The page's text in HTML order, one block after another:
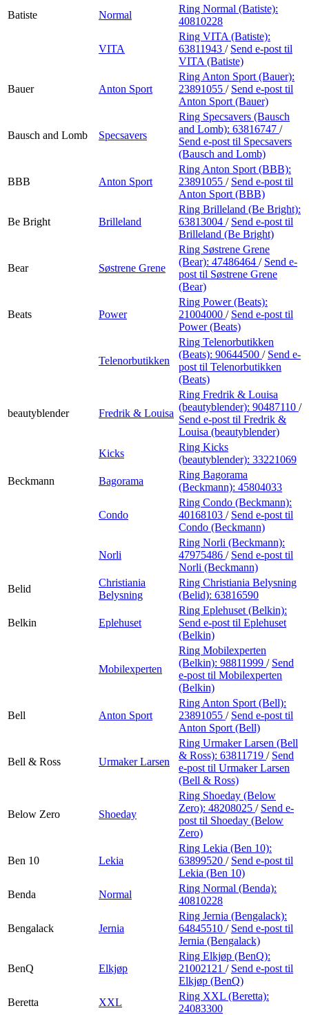
Batiste
Normal
Ring Normal (Batiste):
40810228
VITA
Ring VITA (Batiste):
63811943 / Send e-post til
VITA (Batiste)
Bauer Anton Sport
Ring Anton Sport (Bauer):
23891055 / Send e-post til
Anton Sport (Bauer)
Bausch and Lomb Specsavers
Ring Specsavers (Bausch
and Lomb): 63816747 /
Send e-post til Specsavers
(Bausch and Lomb)
BBB Anton Sport
Ring Anton Sport (BBB):
23891055 / Send e-post til
Anton Sport (BBB)
Be Bright Brilleland
Ring Brilleland (Be Bright):
63813004 / Send e-post til
Brilleland (Be Bright)
Bear Søstrene Grene
Ring Søstrene Grene
(Bear): 47486464 / Send e-
post til Søstrene Grene
(Bear)
Beats Power
Ring Power (Beats):
21004000 / Send e-post til
Power (Beats)
Telenorbutikken
Ring Telenorbutikken
(Beats): 90644500 / Send e-
post til Telenorbutikken
(Beats)
beautyblender Fredrik & Louisa
Ring Fredrik & Louisa
(beautyblender): 90487110 /
Send e-post til Fredrik &
Louisa (beautyblender)
Kicks
Ring Kicks
(beautyblender): 33221069
Beckmann
Bagorama
Ring Bagorama
(Beckmann): 45804033
Condo
Ring Condo (Beckmann):
40168103 / Send e-post til
Condo (Beckmann)
Norli
Ring Norli (Beckmann):
47975486 / Send e-post til
Norli (Beckmann)
Belid
Christiania
Belysning
Ring Christiania Belysning
(Belid): 63816590
Belkin Eplehuset
Ring Eplehuset (Belkin):
Send e-post til Eplehuset
(Belkin)
Mobilexperten
Ring Mobilexperten
(Belkin): 98811999 / Send
e-post til Mobilexperten
(Belkin)
Bell Anton Sport
Ring Anton Sport (Bell):
23891055 / Send e-post til
Anton Sport (Bell)
Bell & Ross Urmaker Larsen
Ring Urmaker Larsen (Bell
& Ross): 63811719 / Send
e-post til Urmaker Larsen
(Bell & Ross)
Below Zero Shoeday
Ring Shoeday (Below
Zero): 48208025 / Send e-
post til Shoeday (Below
Zero)
Ben 10 Lekia
Ring Lekia (Ben 10):
63899520 / Send e-post til
Lekia (Ben 10)
Benda
Normal
Ring Normal (Benda):
40810228
Bengalack Jernia
Ring Jernia (Bengalack):
64845510 / Send e-post til
Jernia (Bengalack)
BenQ Elkjøp
Ring Elkjøp (BenQ):
21002121 / Send e-post til
Elkjøp (BenQ)
Beretta
XXL
Ring XXL (Beretta):
24083300